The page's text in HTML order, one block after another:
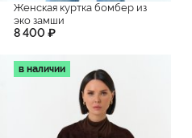
Женская куртка бомбер из
эко замши
8 400 ₽
в наличии